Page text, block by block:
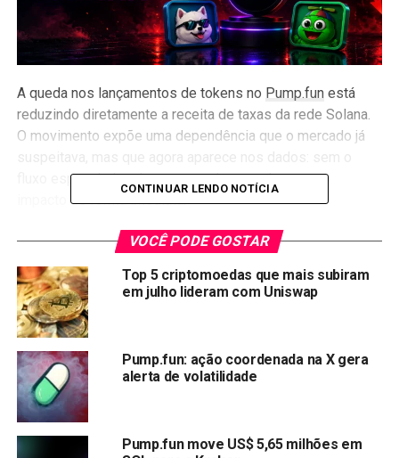
A queda nos lançamentos de tokens no Pump.fun está
reduzindo diretamente a receita de taxas da rede Solana.
O movimento expõe uma dependência que o mercado já
fluxo especulativo das memecoins, a rede sente o
impacto de forma imediata.
Menos lançamentos, menos
receita
O Pump.fun funciona como uma das principais portas de
entrada de transações na Solana. Quando os lançamentos
de tokens desaceleram, o volume de transações cai junto
— e a arrecadação de taxas da rede acompanha essa curva
para baixo.
Não é uma correlação indireta. É um mecanismo direto:
CONTINUAR LENDO NOTÍCIA
VOCÊ PODE GOSTAR
Top 5 criptomoedas que mais subiram
em julho lideram com Uniswap
Pump.fun: ação coordenada na X gera
alerta de volatilidade
Pump.fun move US$ 5,65 milhões em